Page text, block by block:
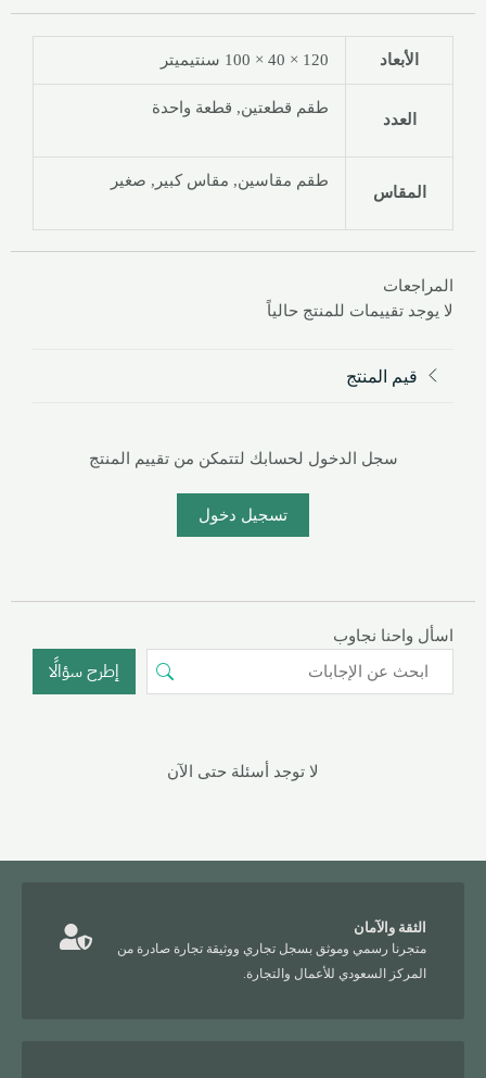
الأبعاد 120 × 40 × 100 سنتيميتر
العدد
طقم قطعتين, قطعة واحدة
المقاس
طقم مقاسين, مقاس كبير, صغير
المراجعات
لا يوجد تقييمات للمنتج حالياً
قيم المنتج
سجل الدخول لحسابك لتتمكن من تقييم المنتج
تسجيل دخول
اسأل واحنا نجاوب
إطرح سؤالًا
لا توجد أسئلة حتى الآن
الثقة والآمان
متجرنا رسمي وموثق بسجل تجاري ووثيقة تجارة صادرة من
المركز السعودي للأعمال والتجارة.